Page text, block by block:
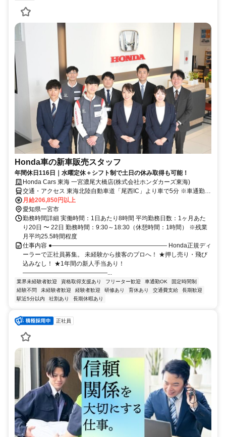
Honda車の新車販売スタッフ
年間休日116日｜水曜定休＋シフト制で土日の休み取得も可能！
Honda Cars 東海 一宮濃尾大橋店(株式会社ホンダカーズ東海)
交通・アクセス 東海北陸自動車道「尾西IC」より車で5分 ※車通勤
OK（駐車場完備）
月給206,850円以上
愛知県一宮市
勤務時間詳細 実働時間：1日あたり8時間 平均勤務日数：1ヶ月あた
り20日 〜 22日 勤務時間：9:30～18:30（休憩時間：1時間） ※残業
月平均25.5時間程度
仕事内容 ●――――――――――――――――――― Honda正規ディ
ーラーで正社員募集。 未経験から接客のプロへ！ ★押し売り・飛び
込みなし！ ★1年間の新人手当あり！
――――――――――――――...
業界未経験者歓迎 資格取得支援あり フリーター歓迎 車通勤OK
固定時間制
経験不問
未経験者歓迎 経験者歓迎 研修あり 育休あり 交通費支給
長期歓迎
駅近5分以内
社割あり 長期休暇あり
正社員